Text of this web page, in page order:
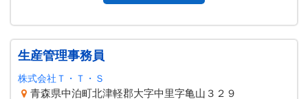
生産管理事務員
株式会社Ｔ・Ｔ・Ｓ
青森県中泊町北津軽郡大字中里字亀山３２９